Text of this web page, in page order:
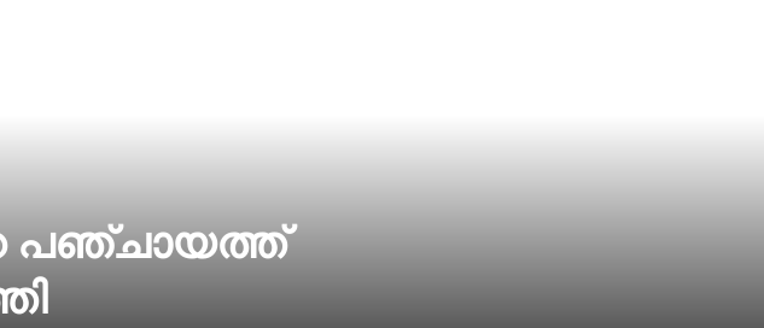
പഞ്ചായത്ത്